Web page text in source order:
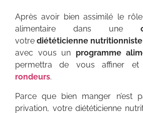
Après avoir bien assimilé le
alimentaire dans une
votre diététicienne nutritionniste
avec vous un programme
permettra de vous affiner
rondeurs.
Parce que bien manger n’est
privation, votre diététicienne